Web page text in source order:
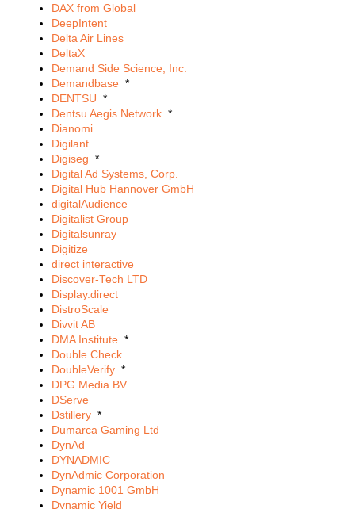
DAX from Global
DeepIntent
Delta Air Lines
DeltaX
Demand Side Science, Inc.
Demandbase *
DENTSU *
Dentsu Aegis Network *
Dianomi
Digilant
Digiseg *
Digital Ad Systems, Corp.
Digital Hub Hannover GmbH
digitalAudience
Digitalist Group
Digitalsunray
Digitize
direct interactive
Discover-Tech LTD
Display.direct
DistroScale
Divvit AB
DMA Institute *
Double Check
DoubleVerify *
DPG Media BV
DServe
Dstillery *
Dumarca Gaming Ltd
DynAd
DYNADMIC
DynAdmic Corporation
Dynamic 1001 GmbH
Dynamic Yield